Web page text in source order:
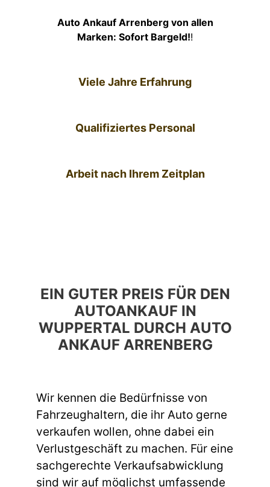
Auto Ankauf Arrenberg von allen
Marken: Sofort Bargeld!!
Viele Jahre Erfahrung
Qualifiziertes Personal
Arbeit nach Ihrem Zeitplan
EIN GUTER PREIS FÜR DEN
AUTOANKAUF IN
WUPPERTAL DURCH AUTO
ANKAUF ARRENBERG
Wir kennen die Bedürfnisse von
Fahrzeughaltern, die ihr Auto gerne
verkaufen wollen, ohne dabei ein
Verlustgeschäft zu machen. Für eine
sachgerechte Verkaufsabwicklung
sind wir auf möglichst umfassende